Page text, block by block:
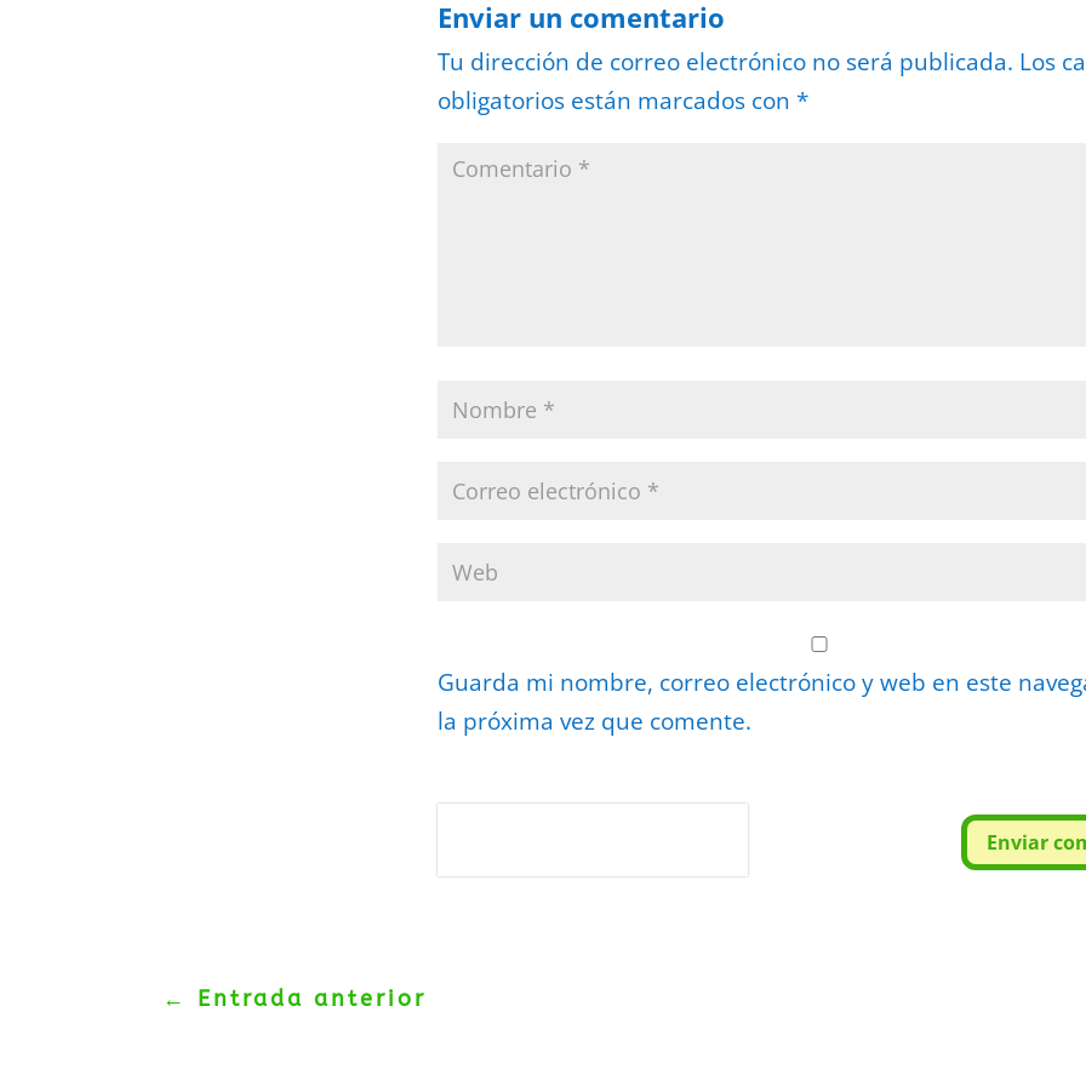
Enviar un comentario
Tu dirección de correo electrónico no será publicada. Los
obligatorios están marcados con *
Guarda mi nombre, correo electrónico y web en este
la próxima vez que comente.
Enviar
← Entrada anterior